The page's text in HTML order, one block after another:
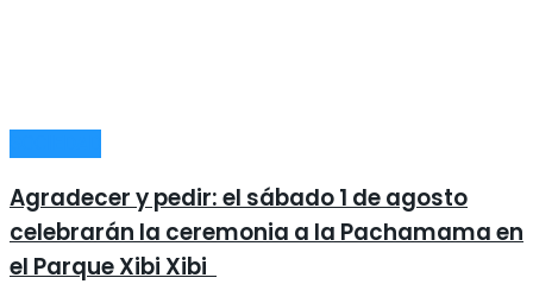
Agradecer y pedir: el sábado 1 de agosto
celebrarán la ceremonia a la Pachamama en
el Parque Xibi Xibi